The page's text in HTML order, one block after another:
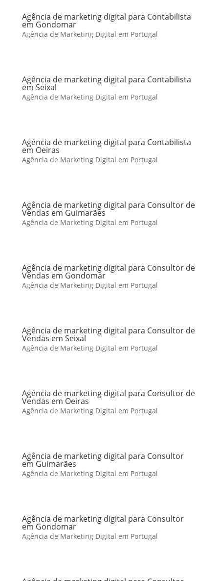
Agência de marketing digital para Contabilista
em Gondomar
Agência de Marketing Digital em Portugal
Agência de marketing digital para Contabilista
em Seixal
Agência de Marketing Digital em Portugal
Agência de marketing digital para Contabilista
em Oeiras
Agência de Marketing Digital em Portugal
Agência de marketing digital para Consultor de
Vendas em Guimarães
Agência de Marketing Digital em Portugal
Agência de marketing digital para Consultor de
Vendas em Gondomar
Agência de Marketing Digital em Portugal
Agência de marketing digital para Consultor de
Vendas em Seixal
Agência de Marketing Digital em Portugal
Agência de marketing digital para Consultor de
Vendas em Oeiras
Agência de Marketing Digital em Portugal
Agência de marketing digital para Consultor
em Guimarães
Agência de Marketing Digital em Portugal
Agência de marketing digital para Consultor
em Gondomar
Agência de Marketing Digital em Portugal